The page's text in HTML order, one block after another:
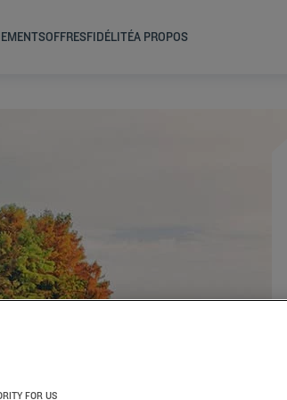
OFFRESFIDÉLITÉA PROPOS
FOR US